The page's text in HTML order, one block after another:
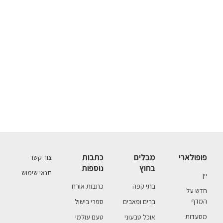
פופולארי
יין
חדש על
המדף
מסעדות
מבלים
בחוץ
בתי קפה
ברים ופאבים
אוכל טבעוני
כתבות
נוספות
כתבות אורח
ספרי בישול
טעם עולמי
צור קשר
תנאי שימוש